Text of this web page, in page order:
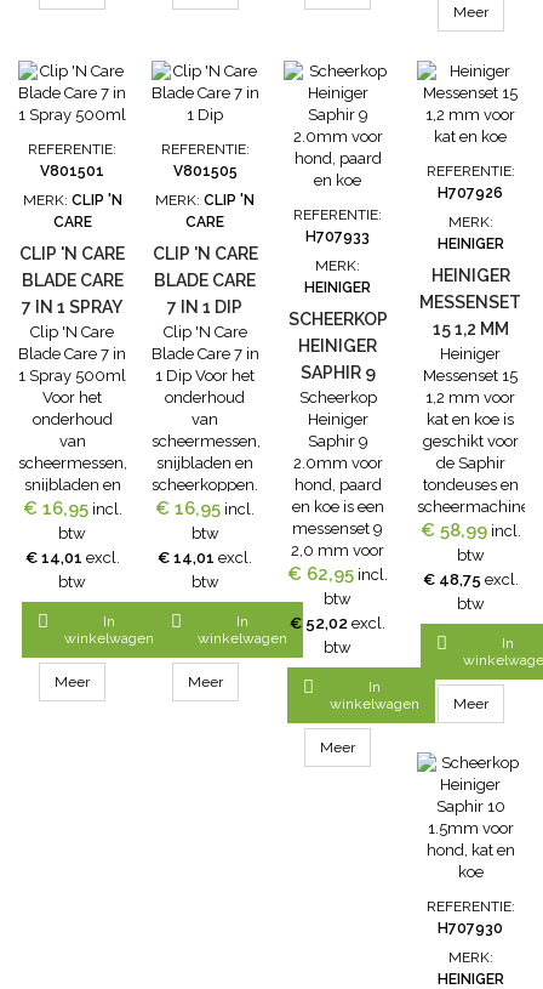
delen in de
hiervoor de
gebruiksaanwijzing
van uw
scheermachine.
Geschikt voor
alle typen
scheermachines
en
tondeuses....
bewegende
raadpleeg
hiervoor de
gebruiksaanwijzing
van uw
scheermachine.
Geschikt voor
alle typen
scheermachines
en
tondeuses....
door de
snijbladen en
topconditie.
Binnen enkele
seconden zijn
de
scheerbladen
/
scheerkoppen
schoon,
geolied en
klaar voor
(verder)
te...
Meer
REFERENTIE:
V801501
MERK: CLIP 'N
CARE
CLIP 'N CARE
BLADE CARE
7 IN 1 SPRAY
500ML
Clip 'N Care
Blade Care 7 in
1 Spray 500ml
Voor het
onderhoud
van
scheermessen,
snijbladen en
scheerkoppen.
Clip 'N Care
Blade Care 7 in
1 Spray is
speciaal
gemaakt om
de levensduur
van
scheermessen,
snijbladen en
€ 16,95 incl.
btw
€ 14,01 excl.
btw

In
winkelwagen
Meer
REFERENTIE:
V801505
MERK:CLIP 'N
CARE
CLIP 'N CARE
BLADE CARE
7 IN 1 DIP
Clip 'N Care
Blade Care 7 in
1 Dip Voor het
onderhoud
van
scheermessen,
snijbladen en
scheerkoppen.
Clip 'N Care
Blade Care 7 in
1 Dip is
speciaal
gemaakt om
de levensduur
van
scheermessen,
snijbladen en
scheerkoppen
€ 16,95 incl.
btw
€ 14,01 excl.
btw

In
winkelwagen
Meer
REFERENTIE:
H707933
MERK:
HEINIGER
SCHEERKOP
HEINIGER
SAPHIR 9
2.0MM VOOR
HOND,
PAARD EN
KOE
Scheerkop
Heiniger
Saphir 9
2.0mm voor
hond, paard
en koe is een
messenset 9
2,0 mm voor
honden,
paarden en
koeien. Deze
scheerkop is
geschikt voor
de Saphir
tondeuses en
scheermachines.
€ 62,95 incl.
btw
€ 52,02 excl.
btw

In
winkelwagen
Meer
REFERENTIE:
H707926
MERK:
HEINIGER
HEINIGER
MESSENSET
15 1,2 MM
VOOR KAT
EN KOE
Heiniger
Messenset 15
1,2 mm voor
kat en koe is
geschikt voor
de Saphir
tondeuses en
scheermachines.
deze
scheerkop
passen ook
verschillende
opzetkammen.
€ 58,99 incl.
btw
€ 48,75 excl.
btw

In
Meer
REFERENTIE:
H707930
MERK:
HEINIGER